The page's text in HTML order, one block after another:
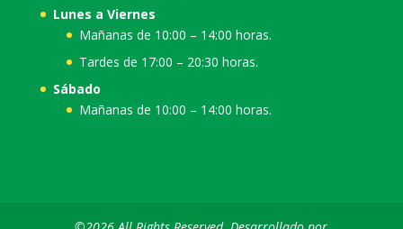
Lunes a Viernes
Mañanas de 10:00 – 14:00 horas.
Tardes de 17:00 – 20:30 horas.
Sábado
Mañanas de 10:00 – 14:00 horas.